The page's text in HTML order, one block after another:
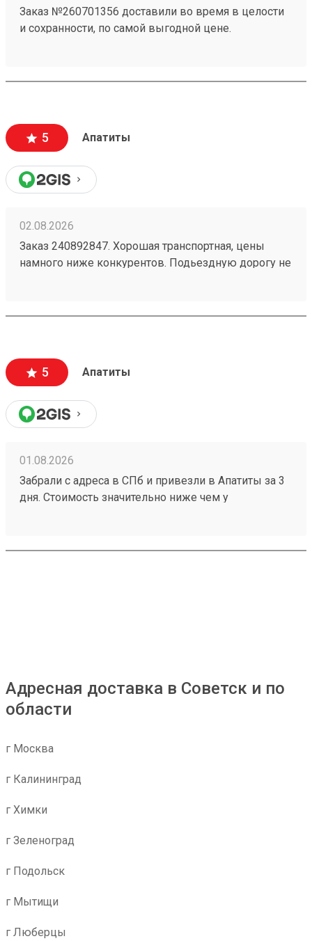
Заказ №260701356 доставили во время в целости
и сохранности, по самой выгодной цене.
5 Апатиты
02.08.2026
Заказ 240892847. Хорошая транспортная, цены
намного ниже конкурентов. Подьездную дорогу не
подскажут как лучше упаковать. Заказы
5 Апатиты
01.08.2026
Забрали с адреса в СПб и привезли в Апатиты за 3
дня. Стоимость значительно ниже чем у
компанией! Номер заказа 260691900.
Адресная доставка в Советск и по
области
г Москва
г Калининград
г Химки
г Зеленоград
г Подольск
г Мытищи
г Люберцы